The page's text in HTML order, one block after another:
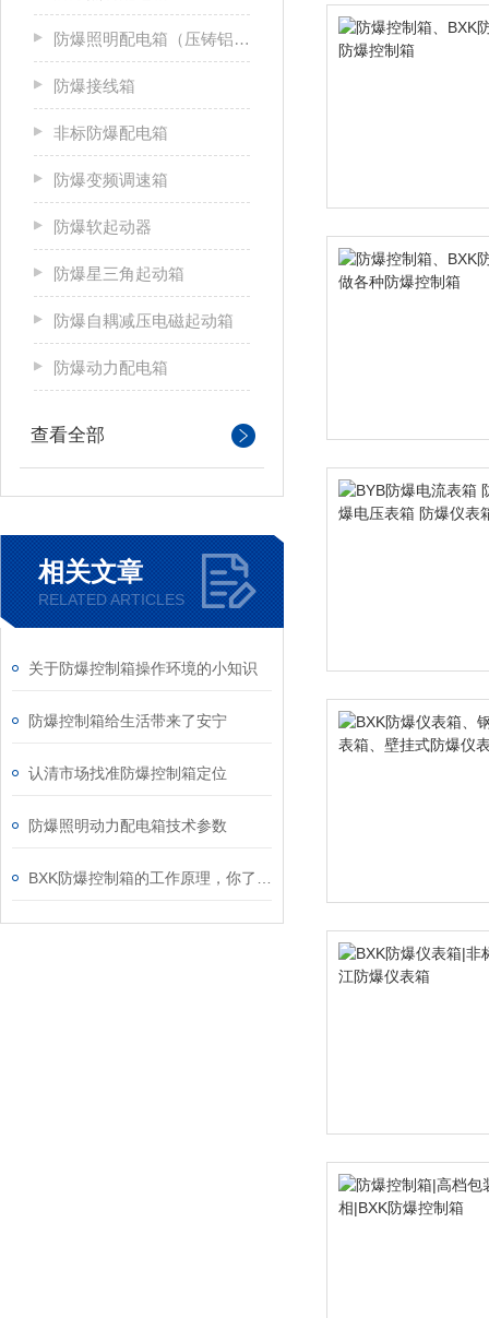
防爆照明配电箱（压铸铝合金）
防爆接线箱
非标防爆配电箱
防爆变频调速箱
防爆软起动器
防爆星三角起动箱
防爆自耦减压电磁起动箱
防爆动力配电箱
查看全部
相关文章
RELATED ARTICLES
关于防爆控制箱操作环境的小知识
防爆控制箱给生活带来了安宁
认清市场找准防爆控制箱定位
防爆照明动力配电箱技术参数